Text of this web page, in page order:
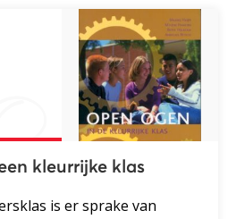
kleurrijke klas
is er sprake van